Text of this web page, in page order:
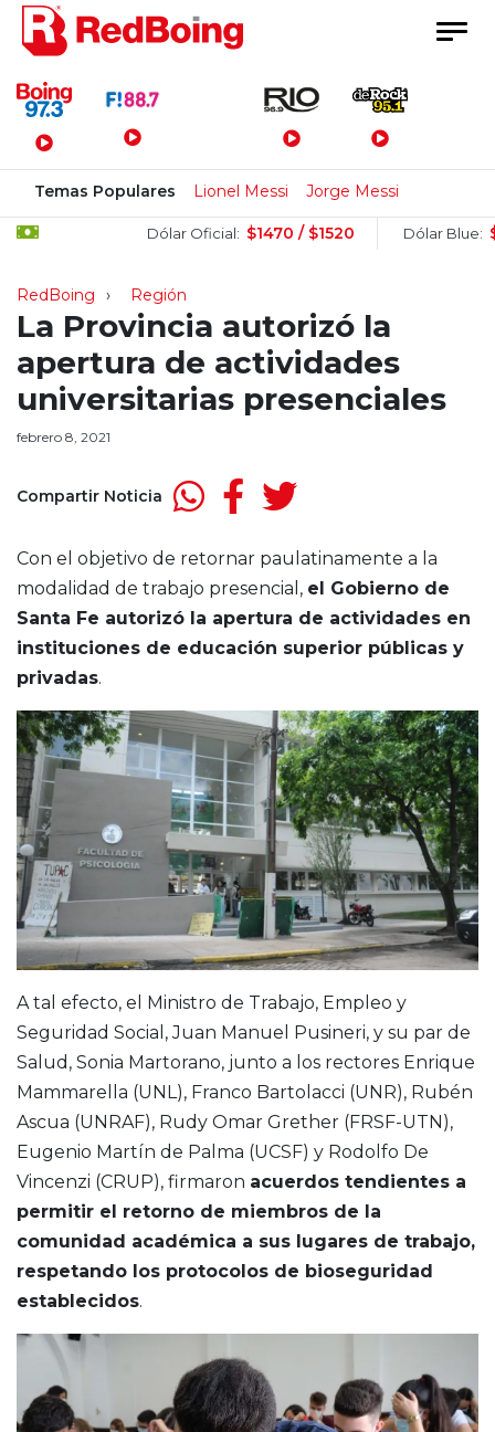
Menú Principal
Temas Populares Lionel Messi Jorge Messi
Dólar Oficial: $1470 / $1520 Dólar Blue:
RedBoing Región
La Provincia autorizó la
apertura de actividades
universitarias presenciales
febrero 8, 2021
Compartir Noticia
Con el objetivo de retornar paulatinamente a la
modalidad de trabajo presencial, el Gobierno de
Santa Fe autorizó la apertura de actividades en
instituciones de educación superior públicas y
privadas.
A tal efecto, el Ministro de Trabajo, Empleo y
Seguridad Social, Juan Manuel Pusineri, y su par de
Salud, Sonia Martorano, junto a los rectores Enrique
Mammarella (UNL), Franco Bartolacci (UNR), Rubén
Ascua (UNRAF), Rudy Omar Grether (FRSF-UTN),
Eugenio Martín de Palma (UCSF) y Rodolfo De
Vincenzi (CRUP), firmaron acuerdos tendientes a
permitir el retorno de miembros de la
comunidad académica a sus lugares de trabajo,
respetando los protocolos de bioseguridad
establecidos.